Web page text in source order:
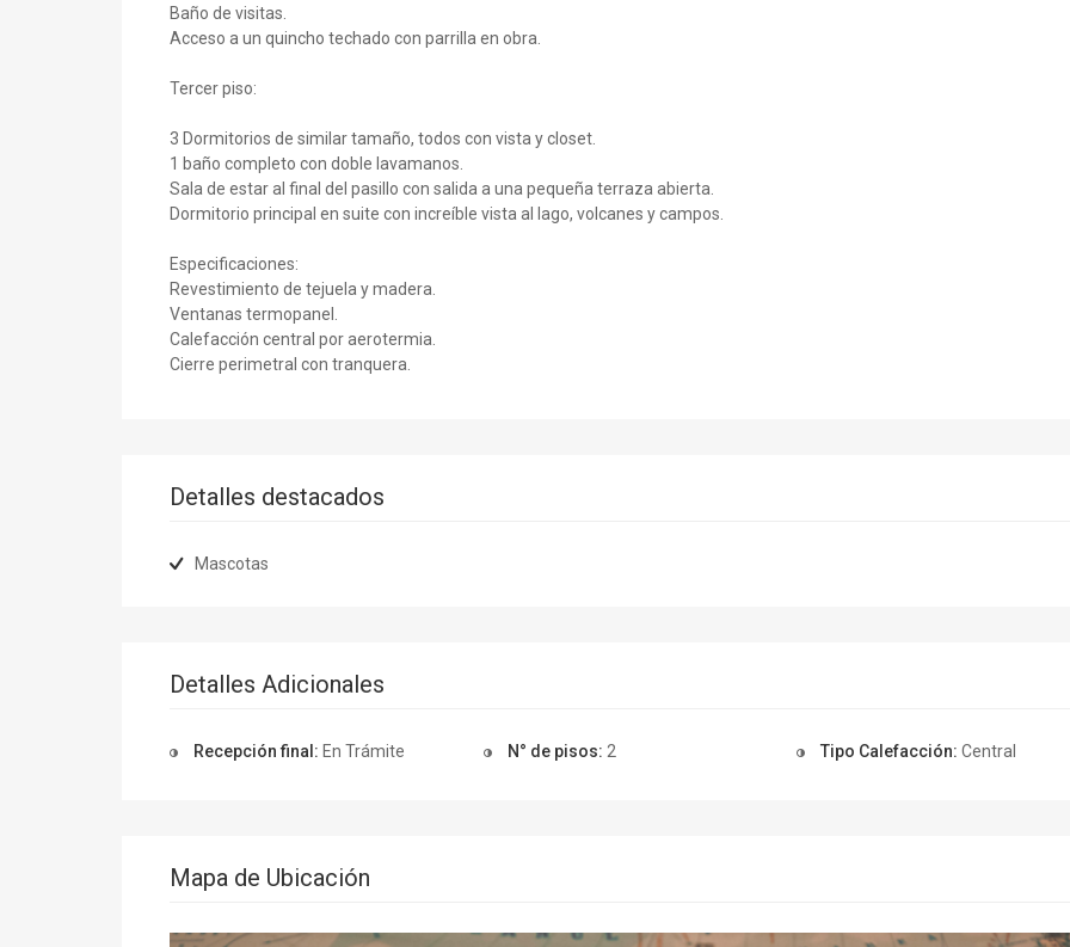
Baño de visitas.
Acceso a un quincho techado con parrilla en obra.
Tercer piso:
3 Dormitorios de similar tamaño, todos con vista y closet.
1 baño completo con doble lavamanos.
Sala de estar al final del pasillo con salida a una pequeña terraza abierta.
Dormitorio principal en suite con increíble vista al lago, volcanes y campos.
Especificaciones:
Revestimiento de tejuela y madera.
Ventanas termopanel.
Calefacción central por aerotermia.
Cierre perimetral con tranquera.
Detalles destacados
Mascotas
Detalles Adicionales
Recepción final: En Trámite N° de pisos: 2 Tipo Calefacción: Central
Mapa de Ubicación